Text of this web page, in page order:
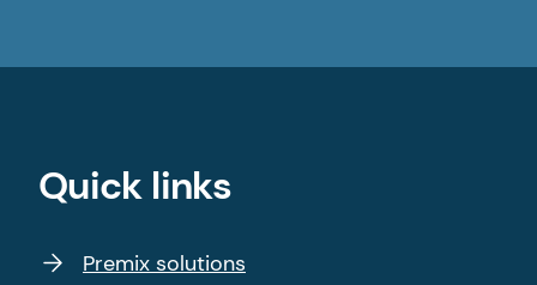
Quick links
Premix solutions